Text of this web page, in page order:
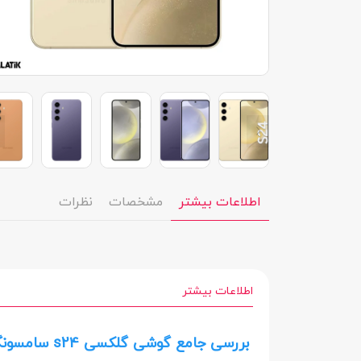
اطلاعات بیشتر مشخصات نظرات
اطلاعات بیشتر
بررسی جامع گوشی گلکسی s24 سامسونگ